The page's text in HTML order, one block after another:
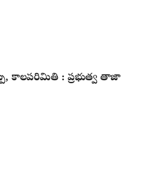
కాలపరిమితి : ప్రభుత్వ తాజా